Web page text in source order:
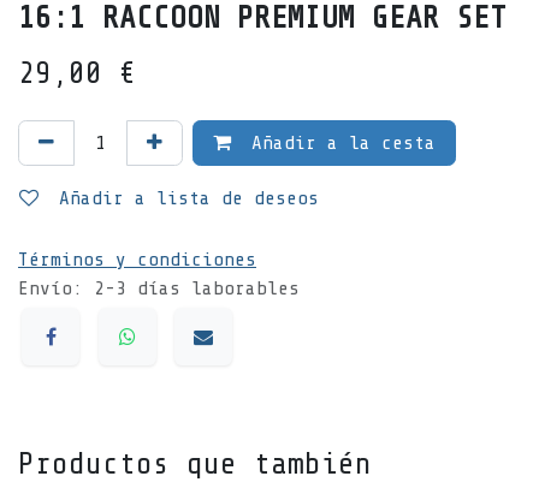
16:1 RACCOON PREMIUM GEAR SET
29,00
€
Añadir a la cesta
Añadir a lista de deseos
Términos y condiciones
Envío: 2-3 días laborables
Productos que también